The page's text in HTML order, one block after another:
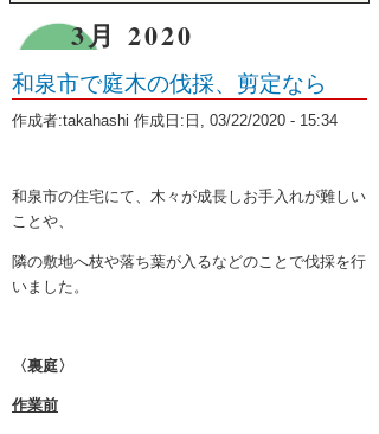
プロフィール
植木・造園Q&A
6月 2026 (1)
12月 2025 (1)
9月 2025 (1)
5月 2025 (1)
1月 2025 (1)
12月 2024 (1)
3月 2020
和泉市で庭木の伐採、剪定なら
作成者:takahashi 作成日:日, 03/22/2020 - 15:34
和泉市の住宅にて、木々が成長しお手入れが難しい
ことや、
隣の敷地へ枝や落ち葉が入るなどのことで伐採を行
いました。
〈裏庭〉
作業前